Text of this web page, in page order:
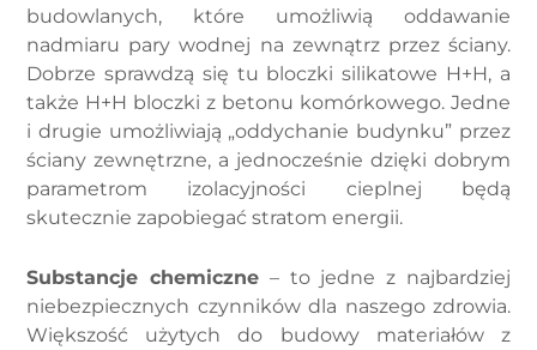
budowlanych, które umożliwią oddawanie
nadmiaru pary wodnej na zewnątrz przez ściany.
Dobrze sprawdzą się tu bloczki silikatowe H+H, a
także H+H bloczki z betonu komórkowego. Jedne
i drugie umożliwiają „oddychanie budynku” przez
ściany zewnętrzne, a jednocześnie dzięki dobrym
parametrom izolacyjności cieplnej będą
skutecznie zapobiegać stratom energii.
Substancje chemiczne– to jedne z najbardziej
niebezpiecznych czynników dla naszego zdrowia.
Większość użytych do budowy materiałów z